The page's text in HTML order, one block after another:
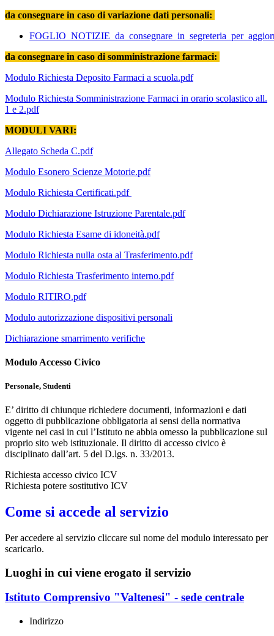
da consegnare in caso di variazione dati personali:
da consegnare in caso di somministrazione farmaci:
Modulo Richiesta Deposito Farmaci a scuola.pdf
Modulo Richiesta Somministrazione Farmaci in orario scolastico all.
1 e 2.pdf
MODULI VARI:
Allegato Scheda C.pdf
Modulo Esonero Scienze Motorie.pdf
Modulo Richiesta Certificati.pdf
Modulo Dichiarazione Istruzione Parentale.pdf
Modulo Richiesta Esame di idoneità.pdf
Modulo Richiesta nulla osta al Trasferimento.pdf
Modulo Richiesta Trasferimento interno.pdf
Modulo RITIRO.pdf
Modulo autorizzazione dispositivi personali
Dichiarazione smarrimento verifiche
Modulo Accesso Civico
Personale, Studenti
E’ diritto di chiunque richiedere documenti, informazioni e dati
oggetto di pubblicazione obbligatoria ai sensi della normativa
vigente nei casi in cui l’Istituto ne abbia omesso la pubblicazione sul
proprio sito web istituzionale. Il diritto di accesso civico è
disciplinato dall’art. 5 del D.lgs. n. 33/2013.
Richiesta accesso civico ICV
Richiesta potere sostitutivo ICV
Come si accede al servizio
Per accedere al servizio cliccare sul nome del modulo interessato per
scaricarlo.
Luoghi in cui viene erogato il servizio
Istituto Comprensivo "Valtenesi" - sede centrale
Indirizzo